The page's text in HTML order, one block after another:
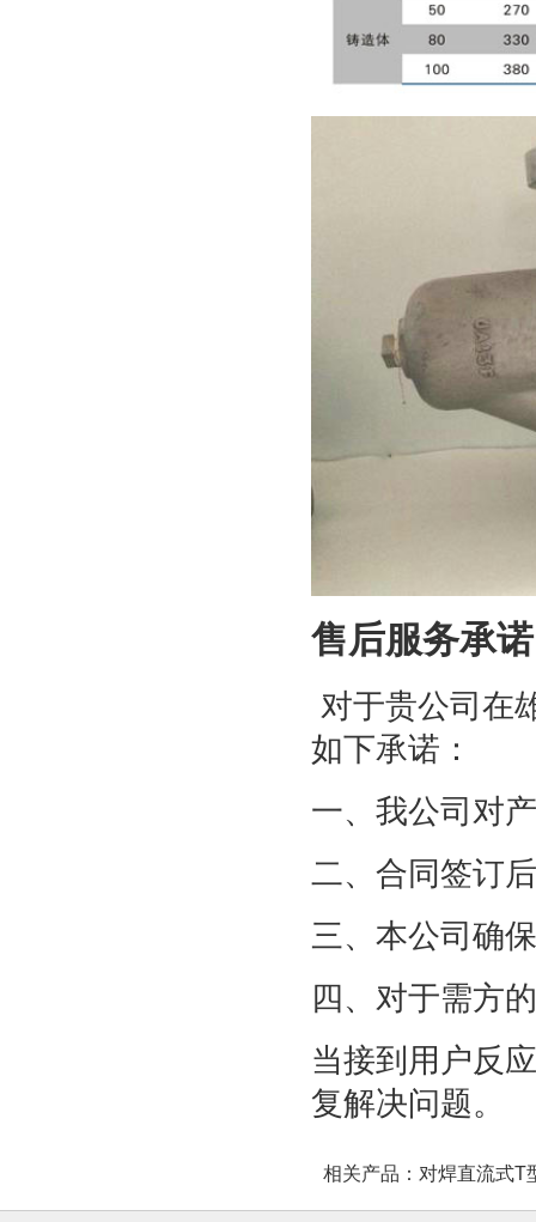
售后服务承诺
对于贵公司在
如下承诺：
一、我公司对
二、合同签订
三、本公司确
四、对于需方
当接到用户反
复解决问题。
相关产品： 对焊直流式T